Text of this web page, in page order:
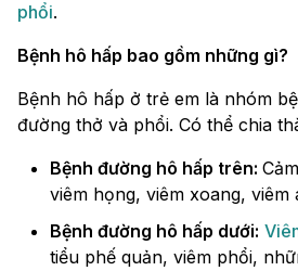
phổi.
Bệnh hô hấp bao gồm những gì?
Bệnh hô hấp ở trẻ em là nhóm
đường thở và phổi. Có thể chia
Bệnh đường hô hấp trên:
viêm họng, viêm xoang, viêm
Bệnh đường hô hấp dưới:
tiểu phế quản, viêm phổi,